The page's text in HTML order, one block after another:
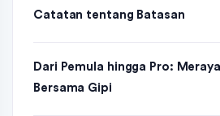
Catatan tentang Batasan
Dari Pemula hingga Pro:
Bersama Gipi